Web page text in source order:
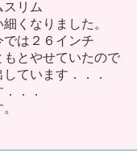
リム
くなりました。
では２６インチ
もとやせていたので
ています．．．
．．